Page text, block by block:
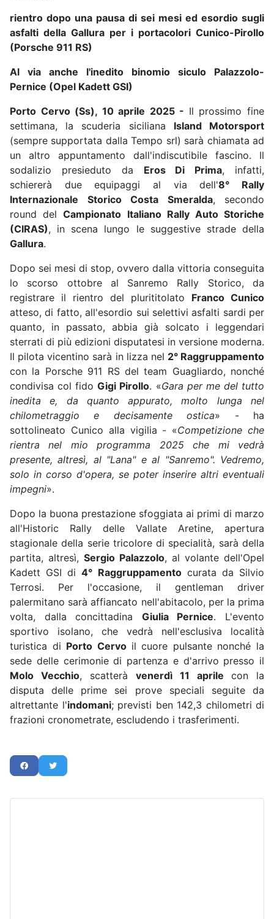
rientro dopo una pausa di sei mesi ed esordio sugli
asfalti della Gallura per i portacolori Cunico-Pirollo
(Porsche 911 RS)
Al via anche l'inedito binomio siculo Palazzolo-
Pernice (Opel Kadett GSI)
Porto Cervo (Ss), 10 aprile 2025 - Il prossimo fine
settimana, la scuderia siciliana Island Motorsport
(sempre supportata dalla Tempo srl) sarà chiamata ad
un altro appuntamento dall'indiscutibile fascino. Il
sodalizio presieduto da Eros Di Prima, infatti,
schiererà due equipaggi al via dell'8° Rally
Internazionale Storico Costa Smeralda, secondo
round delCampionato Italiano Rally Auto Storiche
(CIRAS), in scena lungo le suggestive strade della
Gallura.
Dopo sei mesi di stop, ovvero dalla vittoria conseguita
lo scorso ottobre al Sanremo Rally Storico, da
registrare il rientro del plurititolato Franco Cunico
atteso, di fatto, all'esordio sui selettivi asfalti sardi per
quanto, in passato, abbia già solcato i leggendari
sterrati di più edizioni disputatesi in versione moderna.
Il pilota vicentino sarà in lizza nel 2° Raggruppamento
con la Porsche 911 RS del team Guagliardo, nonché
condivisa col fidoGigi Pirollo. «Gara per me del tutto
inedita e, da quanto appurato, molto lunga nel
chilometraggio e decisamente ostica» - ha
sottolineato Cunico alla vigilia - «Competizione che
rientra nel mio programma 2025 che mi vedrà
presente, altresì, al "Lana" e al "Sanremo". Vedremo,
solo in corso d'opera, se poter inserire altri eventuali
impegni».
Dopo la buona prestazione sfoggiata ai primi di marzo
all'Historic Rally delle Vallate Aretine, apertura
stagionale della serie tricolore di specialità, sarà della
partita, altresì, Sergio Palazzolo, al volante dell'Opel
Kadett GSI di4° Raggruppamentocurata da Silvio
Terrosi. Per l'occasione, il gentleman driver
palermitano sarà affiancato nell'abitacolo, per la prima
volta, dalla concittadina Giulia Pernice. L'evento
sportivo isolano, che vedrà nell'esclusiva località
turistica di Porto Cervo il cuore pulsante nonché la
sede delle cerimonie di partenza e d'arrivo presso il
Molo Vecchio, scatterà venerdì 11 aprile con la
disputa delle prime sei prove speciali seguite da
altrettante l'indomani; previsti ben 142,3 chilometri di
frazioni cronometrate, escludendo i trasferimenti.